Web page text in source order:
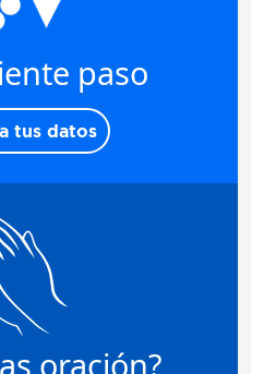
paso
tus datos
oración?